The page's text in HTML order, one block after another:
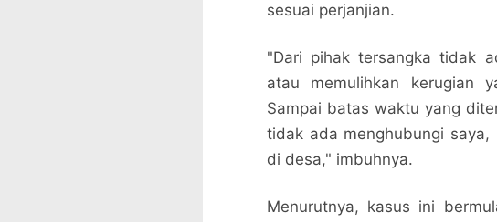
sesuai perjanjian.
"Dari pihak tersangka tidak
atau memulihkan kerugian
Sampai batas waktu yang
tidak ada menghubungi
di desa," imbuhnya.
Menurutnya, kasus ini